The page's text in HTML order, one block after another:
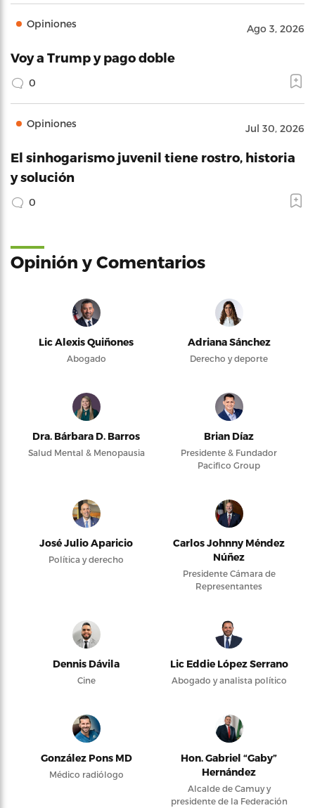
Opiniones Ago 3, 2026
Voy a Trump y pago doble
0
Opiniones Jul 30, 2026
El sinhogarismo juvenil tiene rostro, historia
y solución
0
Opinión y Comentarios
Lic Alexis Quiñones
Abogado
Adriana Sánchez
Derecho y deporte
Dra. Bárbara D. Barros
Salud Mental & Menopausia
Brian Díaz
Presidente & Fundador
Pacifico Group
José Julio Aparicio
Política y derecho
Carlos Johnny Méndez
Núñez
Presidente Cámara de
Representantes
Dennis Dávila
Cine
Lic Eddie López Serrano
Abogado y analista político
González Pons MD
Médico radiólogo
Hon. Gabriel “Gaby”
Hernández
Alcalde de Camuy y
presidente de la Federación